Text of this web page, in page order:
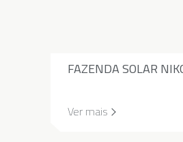
FAZENDA SOLAR
Ver mais